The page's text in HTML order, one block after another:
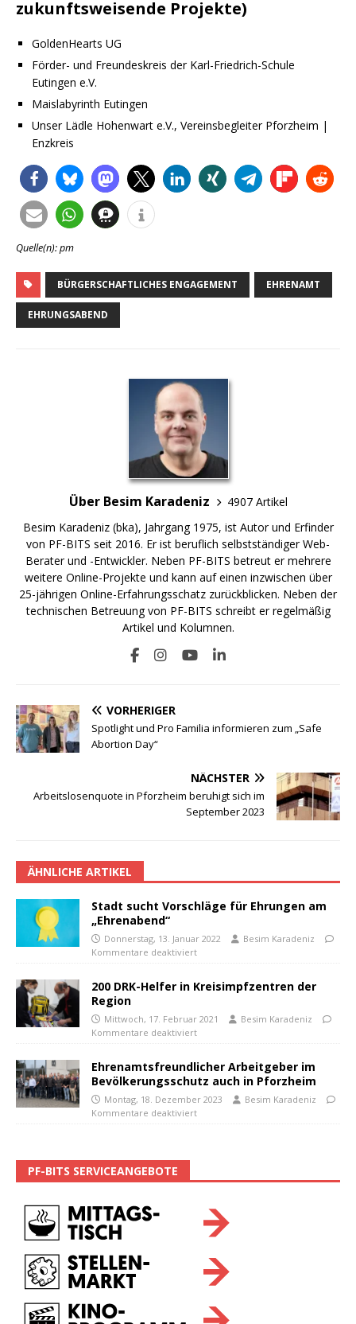
zukunftsweisende Projekte)
GoldenHearts UG
Förder- und Freundeskreis der Karl-Friedrich-Schule
Eutingen e.V.
Maislabyrinth Eutingen
Unser Lädle Hohenwart e.V., Vereinsbegleiter Pforzheim |
Enzkreis
Quelle(n): pm
BÜRGERSCHAFTLICHES ENGAGEMENT EHRENAMT
EHRUNGSABEND
Über Besim Karadeniz
4907 Artikel
Besim Karadeniz (bka), Jahrgang 1975, ist Autor und Erfinder
von PF-BITS seit 2016. Er ist beruflich selbstständiger Web-
Berater und -Entwickler. Neben PF-BITS betreut er mehrere
weitere Online-Projekte und kann auf einen inzwischen über
25-jährigen Online-Erfahrungsschatz zurückblicken. Neben der
technischen Betreuung von PF-BITS schreibt er regelmäßig
Artikel und Kolumnen.
VORHERIGER
Spotlight und Pro Familia informieren zum „Safe
Abortion Day“
NÄCHSTER
Arbeitslosenquote in Pforzheim beruhigt sich im
September 2023
ÄHNLICHE ARTIKEL
Stadt sucht Vorschläge für Ehrungen am
„Ehrenabend“
Donnerstag, 13. Januar 2022
Besim Karadeniz
Kommentare deaktiviert
200 DRK-Helfer in Kreisimpfzentren der
Region
Mittwoch, 17. Februar 2021
Besim Karadeniz
Kommentare deaktiviert
Ehrenamtsfreundlicher Arbeitgeber im
Bevölkerungsschutz auch in Pforzheim
Montag, 18. Dezember 2023
Besim Karadeniz
Kommentare deaktiviert
PF-BITS SERVICEANGEBOTE